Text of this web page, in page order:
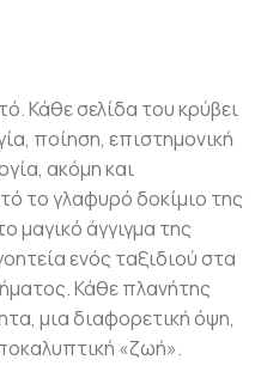
Κάθε σελίδα του κρύβει
ποίηση, επιστημονική
ακόμη και
το γλαφυρό δοκίμιο της
μαγικό άγγιγμα της
ενός ταξιδιού στα
Κάθε πλανήτης
μια διαφορετική όψη,
«ζωή».